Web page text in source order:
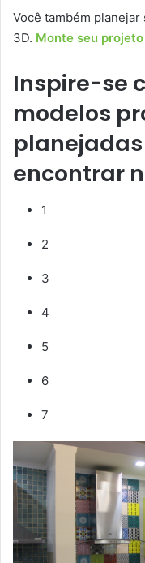
Você também
3D. Monte seu
Inspire-se
modelos
encontrar
1
2
3
4
5
6
7